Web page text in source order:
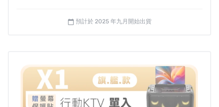
品質、前衛、精緻的派對時光。
每一台伴唱機都經過精心設計，力求結合『科技』與『實
用性』的完美融合。它不僅是一台簡單的藍牙音響設備，
calendar_today 預計於 2025 年九月開始出貨